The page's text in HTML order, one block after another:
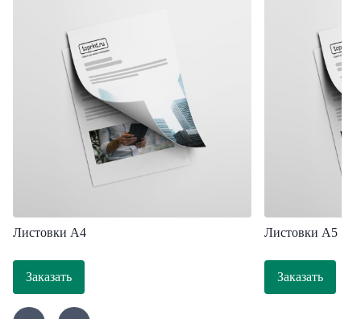
Листовки A4
Заказать
Листовки А5
Заказать